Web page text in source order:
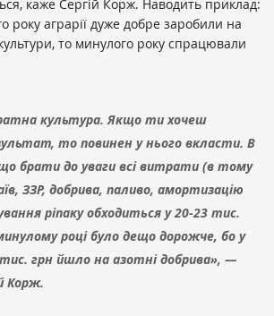
каже Сергій Корж. Наводить приклад:
року аграрії дуже добре заробили на
то минулого року спрацювали
культура. Якщо ти хочеш
то повинен у нього вкласти. В
брати до уваги всі витрати (в тому
ЗЗР, добрива, паливо, амортизацію
ріпаку обходиться у 20-23 тис.
році було дещо дорожче, бо у
грн йшло на азотні добрива», —
Корж.